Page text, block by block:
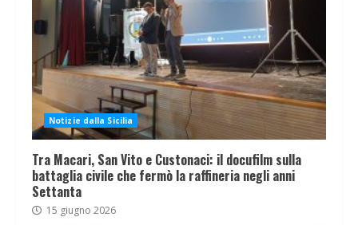
Notizie dalla Sicilia
Tra Macari, San Vito e Custonaci: il docufilm sulla
battaglia civile che fermò la raffineria negli anni
Settanta
15 giugno 2026